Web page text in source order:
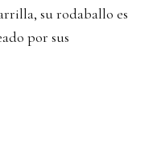
su rodaballo es
por sus